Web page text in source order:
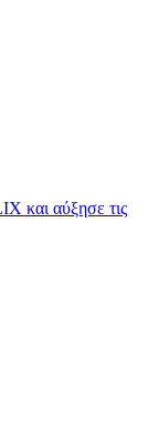
και αύξησε τις